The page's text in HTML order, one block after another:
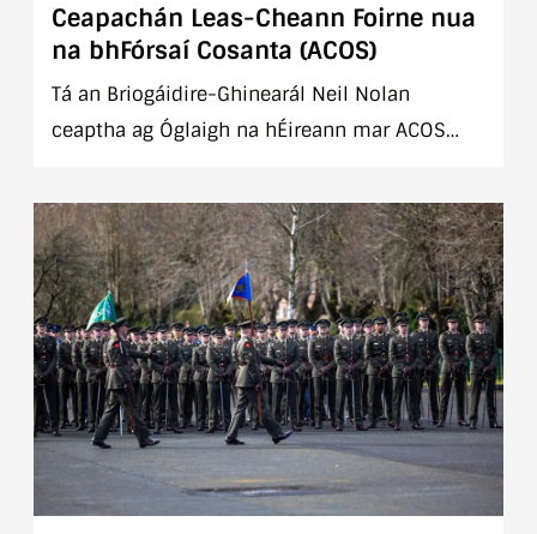
Ceapachán Leas-Cheann Foirne nua
na bhFórsaí Cosanta (ACOS)
Tá an Briogáidire-Ghinearál Neil Nolan
ceaptha ag Óglaigh na hÉireann mar ACOS